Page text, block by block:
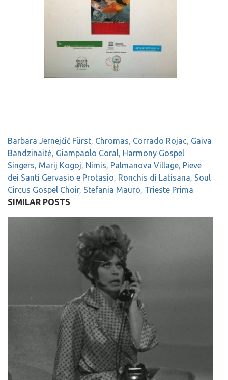
Barbara Jernejčič Fürst, Chromas, Corrado Rojac, Gaiva
Bandzinaitė, Giampaolo Coral, Harmony Gospel
Singers, Marij Kogoj, Nimis, Palmanova Village, Pieve
dei Santi Gervasio e Protasio, Ronchis di Latisana, Soul
Circus Gospel Choir, Stefania Mauro, Trieste Prima
SIMILAR POSTS